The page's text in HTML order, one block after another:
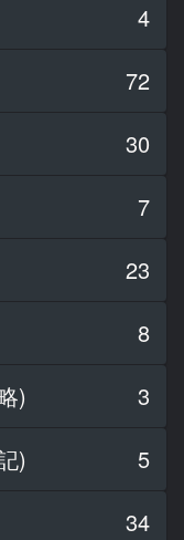
4
72
30
7
23
8
)
3
)
5
34